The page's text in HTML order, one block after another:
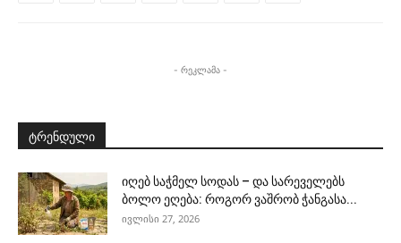
- რეკლამა -
ტრენდული
იღებ საჭმელ სოდას – და სარეველებს
ბოლო ეღება: როგორ ვაშრობ ჭანგასა...
ივლისი 27, 2026